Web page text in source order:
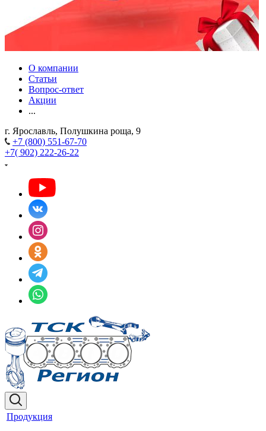
О компании
Статьи
Вопрос-ответ
Акции
...
г. Ярославль, Полушкина роща, 9
+7 (800) 551-67-70
+7( 902) 222-26-22
Продукция